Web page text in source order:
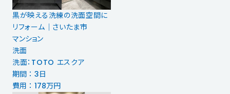
黒が映える洗練の洗面空間に
リフォーム｜さいたま市
マンション
洗面
洗面：TOTO エスクア
期間 ： 3日
費用 ： 178万円